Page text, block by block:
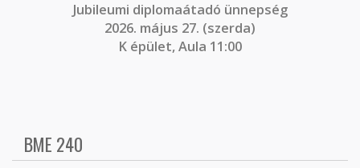
Jubileumi diplomaátadó ünnepség
2026. május 27. (szerda)
K épület, Aula 11:00
BME 240